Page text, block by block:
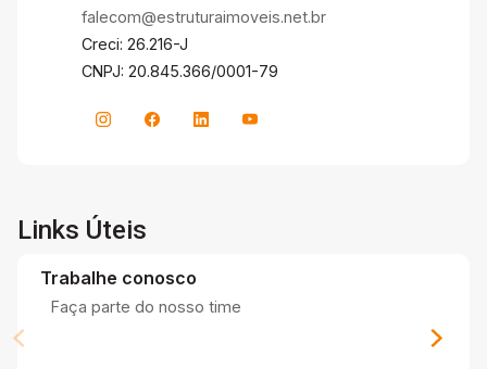
falecom@estruturaimoveis.net.br
Creci: 26.216-J
CNPJ: 20.845.366/0001-79
Links Úteis
Trabalhe conosco
Faça parte do nosso time